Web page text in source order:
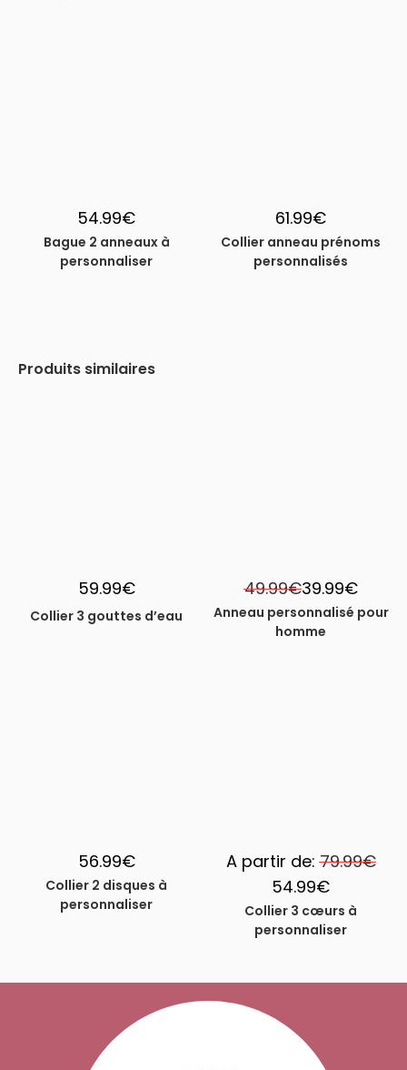
54.99€
Bague 2 anneaux à
personnaliser
61.99€
Collier anneau prénoms
personnalisés
Produits similaires
59.99€
Collier 3 gouttes d’eau
49.99€39.99€
Anneau personnalisé pour
homme
56.99€
Collier 2 disques à
personnaliser
A partir de:79.99€
54.99€
Collier 3 cœurs à
personnaliser